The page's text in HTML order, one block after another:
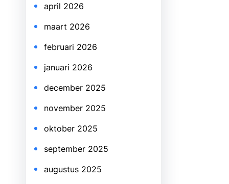
april 2026
maart 2026
februari 2026
januari 2026
december 2025
november 2025
oktober 2025
september 2025
augustus 2025